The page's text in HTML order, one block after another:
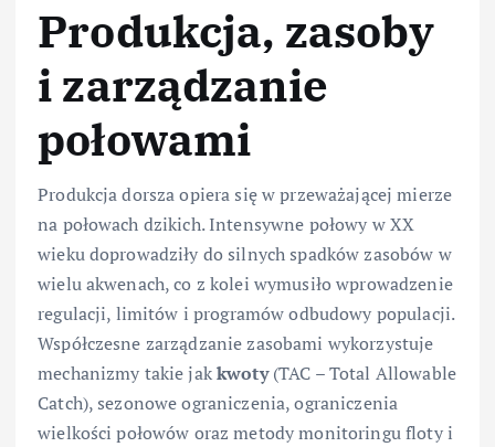
Produkcja, zasoby
i zarządzanie
połowami
Produkcja dorsza opiera się w przeważającej mierze
na połowach dzikich. Intensywne połowy w XX
wieku doprowadziły do silnych spadków zasobów w
wielu akwenach, co z kolei wymusiło wprowadzenie
regulacji, limitów i programów odbudowy populacji.
Współczesne zarządzanie zasobami wykorzystuje
mechanizmy takie jakkwoty(TAC – Total Allowable
Catch), sezonowe ograniczenia, ograniczenia
wielkości połowów oraz metody monitoringu floty i